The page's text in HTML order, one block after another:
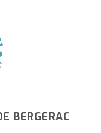
BERGERAC